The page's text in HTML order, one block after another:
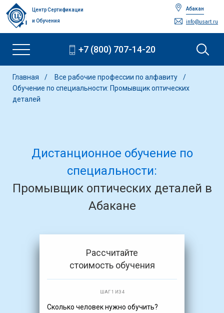
Центр Сертификации
и Обучения
Абакан
info@usart.ru
+7 (800) 707-14-20
Главная
Все рабочие профессии по алфавиту
Обучение по специальности: Промывщик оптических
деталей
Дистанционное обучение по
специальности:
Промывщик оптических деталей в
Абакане
Рассчитайте
стоимость обучения
ШАГ 1 ИЗ 4
Сколько человек нужно обучить?